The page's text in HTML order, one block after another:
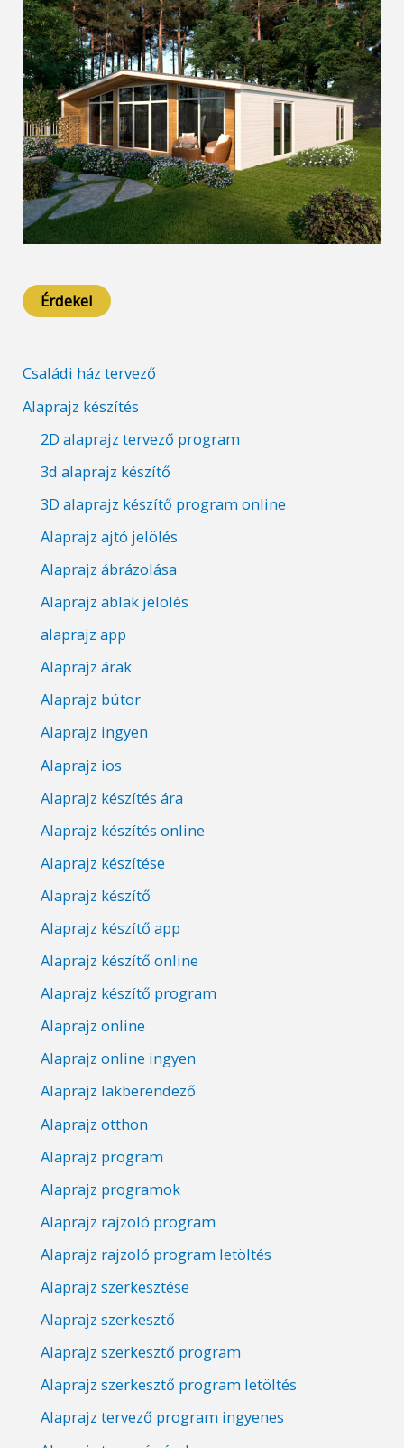
Érdekel
Családi ház tervező
Alaprajz készítés
2D alaprajz tervező program
3d alaprajz készítő
3D alaprajz készítő program online
Alaprajz ajtó jelölés
Alaprajz ábrázolása
Alaprajz ablak jelölés
alaprajz app
Alaprajz árak
Alaprajz bútor
Alaprajz ingyen
Alaprajz ios
Alaprajz készítés ára
Alaprajz készítés online
Alaprajz készítése
Alaprajz készítő
Alaprajz készítő app
Alaprajz készítő online
Alaprajz készítő program
Alaprajz online
Alaprajz online ingyen
Alaprajz lakberendező
Alaprajz otthon
Alaprajz program
Alaprajz programok
Alaprajz rajzoló program
Alaprajz rajzoló program letöltés
Alaprajz szerkesztése
Alaprajz szerkesztő
Alaprajz szerkesztő program
Alaprajz szerkesztő program letöltés
Alaprajz tervező program ingyenes